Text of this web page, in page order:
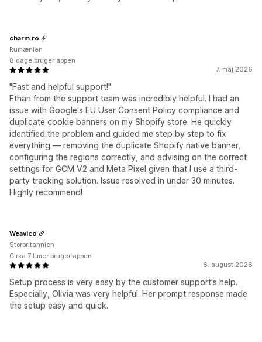
7. maj 2026
"Fast and helpful support!"
Ethan from the support team was incredibly helpful. I had an
issue with Google's EU User Consent Policy compliance and
duplicate cookie banners on my Shopify store. He quickly
identified the problem and guided me step by step to fix
everything — removing the duplicate Shopify native banner,
configuring the regions correctly, and advising on the correct
settings for GCM V2 and Meta Pixel given that I use a third-
party tracking solution. Issue resolved in under 30 minutes.
Highly recommend!
charm.ro
Rumænien
8 dage bruger appen
6. august 2026
Setup process is very easy by the customer support's help.
Especially, Olivia was very helpful. Her prompt response made
the setup easy and quick.
Weavico
Storbritannien
Cirka 7 timer bruger appen